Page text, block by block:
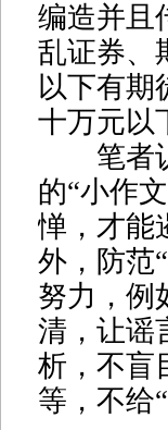
编造并且
乱证券、
以下有期
十万元以
笔者认
的“小作
惮，才能
外，防范
努力，例
清，让谣
析，不盲
等，不给